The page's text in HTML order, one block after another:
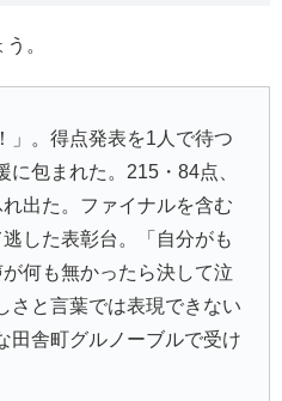
。
」。得点発表を1人で待つ
包まれた。215・84点、
出た。ファイナルを含む
した表彰台。「自分がも
何も無かったら決して泣
さと言葉では表現できない
田舎町グルノーブルで受け